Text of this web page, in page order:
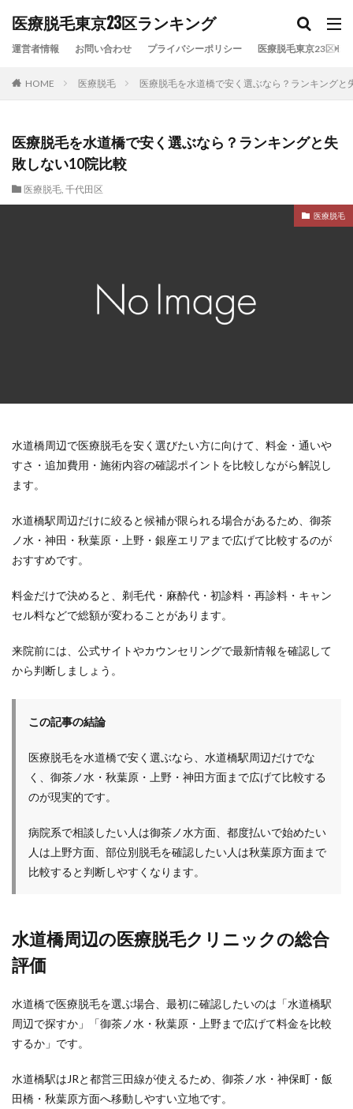
医療脱毛東京23区ランキング
運営者情報 お問い合わせ プライバシーポリシー 医療脱毛東京23区ラ
HOME 医療脱毛 医療脱毛を水道橋で安く選ぶなら？ランキングと
医療脱毛を水道橋で安く選ぶなら？ランキングと失
敗しない10院比較
医療脱毛, 千代田区
医療脱毛
水道橋周辺で医療脱毛を安く選びたい方に向けて、料金・通いや
すさ・追加費用・施術内容の確認ポイントを比較しながら解説し
ます。
水道橋駅周辺だけに絞ると候補が限られる場合があるため、御茶
ノ水・神田・秋葉原・上野・銀座エリアまで広げて比較するのが
おすすめです。
料金だけで決めると、剃毛代・麻酔代・初診料・再診料・キャン
セル料などで総額が変わることがあります。
来院前には、公式サイトやカウンセリングで最新情報を確認して
から判断しましょう。
この記事の結論
医療脱毛を水道橋で安く選ぶなら、水道橋駅周辺だけでな
く、御茶ノ水・秋葉原・上野・神田方面まで広げて比較する
のが現実的です。
病院系で相談したい人は御茶ノ水方面、都度払いで始めたい
人は上野方面、部位別脱毛を確認したい人は秋葉原方面まで
比較すると判断しやすくなります。
水道橋周辺の医療脱毛クリニックの総合
評価
水道橋で医療脱毛を選ぶ場合、最初に確認したいのは「水道橋駅
周辺で探すか」「御茶ノ水・秋葉原・上野まで広げて料金を比較
するか」です。
水道橋駅はJRと都営三田線が使えるため、御茶ノ水・神保町・飯
田橋・秋葉原方面へ移動しやすい立地です。
カテゴリー
タグ
全身脱毛
医療脱毛
医療脱毛おすすめ
医療脱毛ランキング
東京23区
顔脱毛